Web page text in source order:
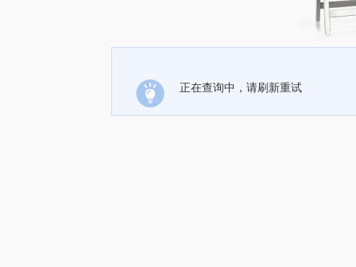
正在查询中，请刷新重试